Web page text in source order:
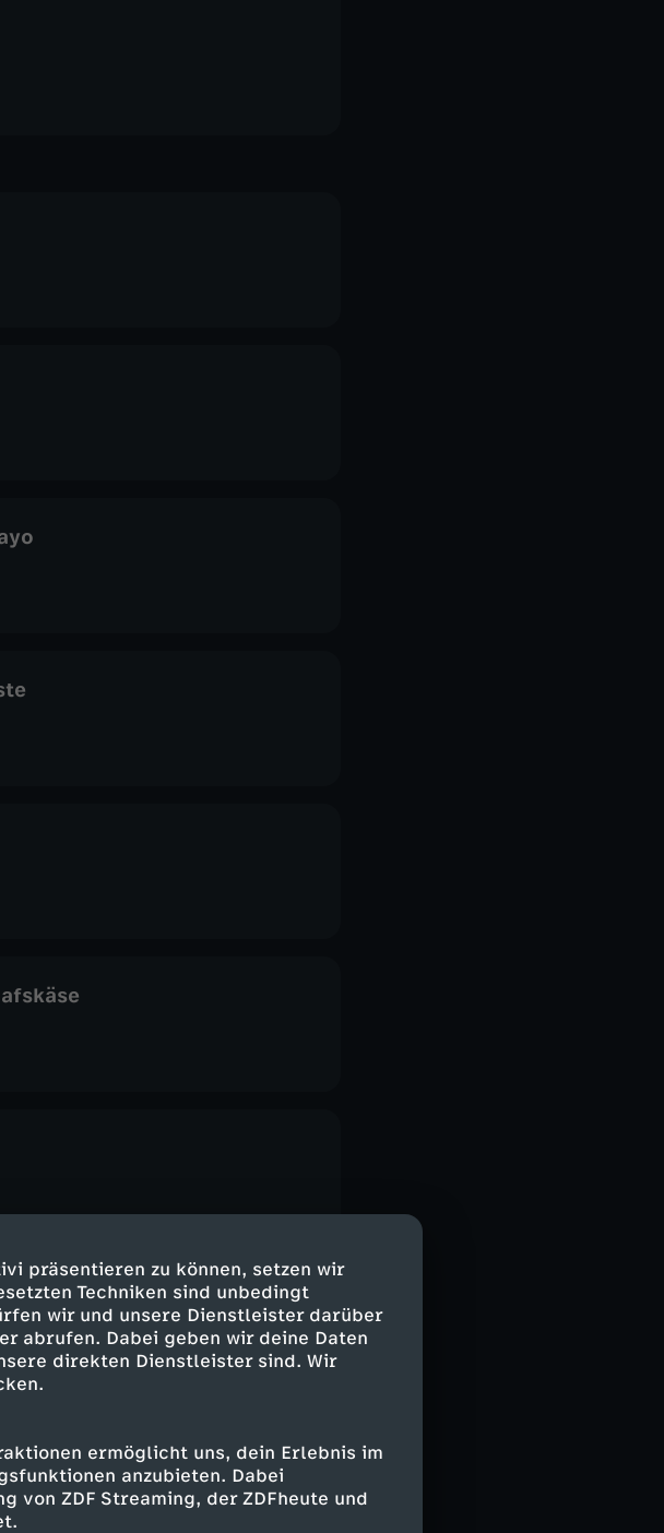
präsentieren zu können, setzen wir
Techniken sind unbedingt
wir und unsere Dienstleister darüber
abrufen. Dabei geben wir deine Daten
direkten Dienstleister sind. Wir
ermöglicht uns, dein Erlebnis im
anzubieten. Dabei
von ZDF Streaming, der ZDFheute und